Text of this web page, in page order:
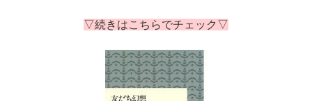
▽続きはこちらでチェック▽